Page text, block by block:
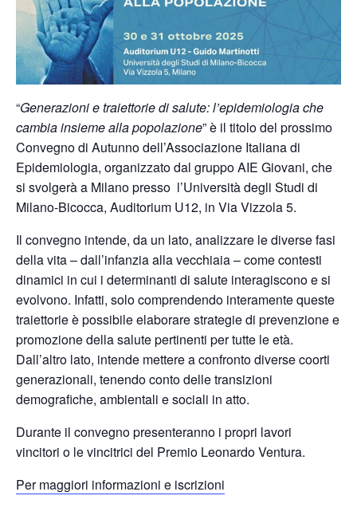
“Generazioni e traiettorie di salute: l’epidemiologia che
cambia insieme alla popolazione” è il titolo del prossimo
Convegno di Autunno dell’Associazione Italiana di
Epidemiologia, organizzato dal gruppo AIE Giovani, che
si svolgerà a Milano presso l’Università degli Studi di
Milano-Bicocca, Auditorium U12, in Via Vizzola 5.
Il convegno intende, da un lato, analizzare le diverse fasi
della vita – dall’infanzia alla vecchiaia – come contesti
dinamici in cui i determinanti di salute interagiscono e si
evolvono. Infatti, solo comprendendo interamente queste
traiettorie è possibile elaborare strategie di prevenzione e
promozione della salute pertinenti per tutte le età.
Dall’altro lato, intende mettere a confronto diverse coorti
generazionali, tenendo conto delle transizioni
demografiche, ambientali e sociali in atto.
Durante il convegno presenteranno i propri lavori
vincitori o le vincitrici del Premio Leonardo Ventura.
Per maggiori informazioni e iscrizioni